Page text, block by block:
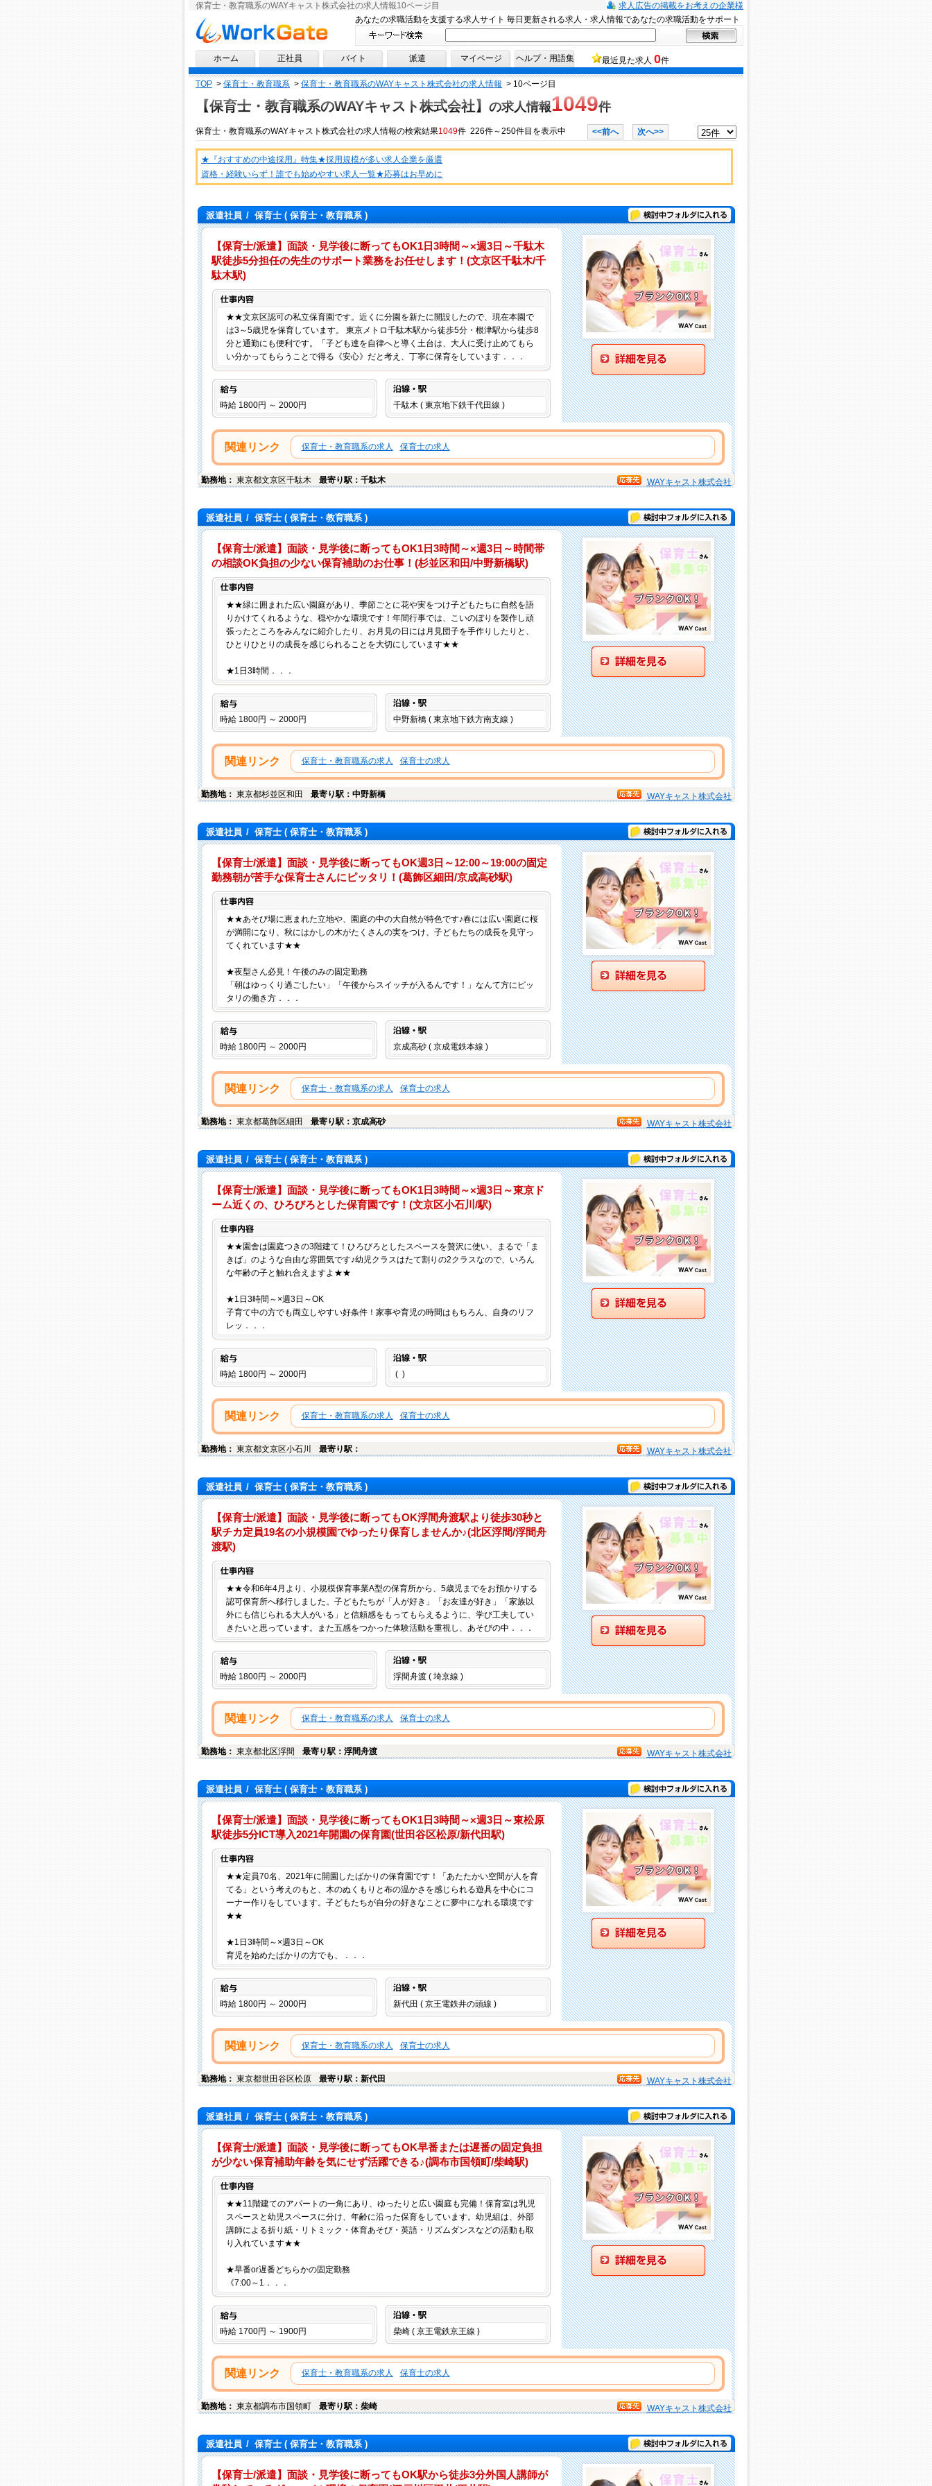
保育士・教育職系のWAYキャスト株式会社の求人情報10ページ目
求人広告の掲載をお考えの企業様
求人情報ならワークゲートへ！
あなたの求職活動を支援する求人サイト 毎日更新される求人・求人情報であなたの求職活動をサポート
ホーム 正社員 バイト 派遣 マイページ ヘルプ・用語集 最近見た求人 0件
TOP > 保育士・教育職系 > 保育士・教育職系のWAYキャスト株式会社の求人情報 > 10ページ目
【保育士・教育職系のWAYキャスト株式会社】 の求人情報1049件
保育士・教育職系のWAYキャスト株式会社の求人情報の検索結果1049件 226件～250件目を表示中 <<前へ 次へ>>
★『おすすめの中途採用』特集★採用規模が多い求人企業を厳選
資格・経験いらず！誰でも始めやすい求人一覧★応募はお早めに
派遣社員 / 保育士( 保育士・教育職系 ) 検討中フォルダに入れる
【保育士/派遣】面談・見学後に断ってもOK1日3時間～×週3日～千駄木
駅徒歩5分担任の先生のサポート業務をお任せします！(文京区千駄木/千
駄木駅)
★★文京区認可の私立保育園です。近くに分園を新たに開設したので、現在本園で
は3～5歳児を保育しています。 東京メトロ千駄木駅から徒歩5分・根津駅から徒歩8
分と通勤にも便利です。「子ども達を自律へと導く土台は、大人に受け止めてもら
い分かってもらうことで得る《安心》だと考え、丁寧に保育をしています．．．
給与
時給 1800円 ～ 2000円 千駄木 ( 東京地下鉄千代田線 )
関連リンク 保育士・教育職系の求人 保育士の求人
勤務地： 東京都文京区千駄木 最寄り駅：千駄木 WAYキャスト株式会社
派遣社員 / 保育士( 保育士・教育職系 ) 検討中フォルダに入れる
【保育士/派遣】面談・見学後に断ってもOK1日3時間～×週3日～時間帯
の相談OK負担の少ない保育補助のお仕事！(杉並区和田/中野新橋駅)
★★緑に囲まれた広い園庭があり、季節ごとに花や実をつけ子どもたちに自然を語
りかけてくれるような、穏やかな環境です！年間行事では、こいのぼりを製作し頑
張ったところをみんなに紹介したり、お月見の日には月見団子を手作りしたりと、
ひとりひとりの成長を感じられることを大切にしています★★
★1日3時間．．．
給与
時給 1800円 ～ 2000円 中野新橋 ( 東京地下鉄方南支線 )
関連リンク 保育士・教育職系の求人 保育士の求人
勤務地： 東京都杉並区和田 最寄り駅：中野新橋 WAYキャスト株式会社
派遣社員 / 保育士( 保育士・教育職系 ) 検討中フォルダに入れる
【保育士/派遣】面談・見学後に断ってもOK週3日～12:00～19:00の固定
勤務朝が苦手な保育士さんにピッタリ！(葛飾区細田/京成高砂駅)
★★あそび場に恵まれた立地や、園庭の中の大自然が特色です♪春には広い園庭に桜
が満開になり、秋にはかしの木がたくさんの実をつけ、子どもたちの成長を見守っ
てくれています★★
★夜型さん必見！午後のみの固定勤務
「朝はゆっくり過ごしたい」「午後からスイッチが入るんです！」なんて方にピッ
タリの働き方．．．
給与
時給 1800円 ～ 2000円 京成高砂 ( 京成電鉄本線 )
関連リンク 保育士・教育職系の求人 保育士の求人
勤務地： 東京都葛飾区細田 最寄り駅：京成高砂 WAYキャスト株式会社
派遣社員 / 保育士( 保育士・教育職系 ) 検討中フォルダに入れる
【保育士/派遣】面談・見学後に断ってもOK1日3時間～×週3日～東京ド
ーム近くの、ひろびろとした保育園です！(文京区小石川/駅)
★★園舎は園庭つきの3階建て！ひろびろとしたスペースを贅沢に使い、まるで「ま
きば」のような自由な雰囲気です♪幼児クラスはたて割りの2クラスなので、いろん
な年齢の子と触れ合えますよ★★
★1日3時間～×週3日～OK
子育て中の方でも両立しやすい好条件！家事や育児の時間はもちろん、自身のリフ
レッ．．．
給与
時給 1800円 ～ 2000円 ( )
関連リンク 保育士・教育職系の求人 保育士の求人
勤務地： 東京都文京区小石川 最寄り駅： WAYキャスト株式会社
派遣社員 / 保育士( 保育士・教育職系 ) 検討中フォルダに入れる
【保育士/派遣】面談・見学後に断ってもOK浮間舟渡駅より徒歩30秒と
駅チカ定員19名の小規模園でゆったり保育しませんか♪(北区浮間/浮間舟
渡駅)
★★令和6年4月より、小規模保育事業A型の保育所から、5歳児までをお預かりする
認可保育所へ移行しました。子どもたちが「人が好き」「お友達が好き」「家族以
外にも信じられる大人がいる」と信頼感をもってもらえるように、学び工夫してい
きたいと思っています。また五感をつかった体験活動を重視し、あそびの中．．．
給与
時給 1800円 ～ 2000円 浮間舟渡 ( 埼京線 )
関連リンク 保育士・教育職系の求人 保育士の求人
勤務地： 東京都北区浮間 最寄り駅：浮間舟渡 WAYキャスト株式会社
派遣社員 / 保育士( 保育士・教育職系 ) 検討中フォルダに入れる
【保育士/派遣】面談・見学後に断ってもOK1日3時間～×週3日～東松原
駅徒歩5分ICT導入2021年開園の保育園(世田谷区松原/新代田駅)
★★定員70名、2021年に開園したばかりの保育園です！「あたたかい空間が人を育
てる」という考えのもと、木のぬくもりと布の温かさを感じられる遊具を中心にコ
ーナー作りをしています。子どもたちが自分の好きなことに夢中になれる環境です
★★
★1日3時間～×週3日～OK
育児を始めたばかりの方でも、．．．
給与
時給 1800円 ～ 2000円 新代田 ( 京王電鉄井の頭線 )
関連リンク 保育士・教育職系の求人 保育士の求人
勤務地： 東京都世田谷区松原 最寄り駅：新代田 WAYキャスト株式会社
派遣社員 / 保育士( 保育士・教育職系 ) 検討中フォルダに入れる
【保育士/派遣】面談・見学後に断ってもOK早番または遅番の固定負担
が少ない保育補助年齢を気にせず活躍できる♪(調布市国領町/柴崎駅)
★★11階建てのアパートの一角にあり、ゆったりと広い園庭も完備！保育室は乳児
スペースと幼児スペースに分け、年齢に沿った保育をしています。幼児組は、外部
講師による折り紙・リトミック・体育あそび・英語・リズムダンスなどの活動も取
り入れています★★
★早番or遅番どちらかの固定勤務
《7:00～1．．．
給与
時給 1700円 ～ 1900円 柴崎 ( 京王電鉄京王線 )
関連リンク 保育士・教育職系の求人 保育士の求人
勤務地： 東京都調布市国領町 最寄り駅：柴崎 WAYキャスト株式会社
派遣社員 / 保育士( 保育士・教育職系 ) 検討中フォルダに入れる
【保育士/派遣】面談・見学後に断ってもOK駅から徒歩3分外国人講師が